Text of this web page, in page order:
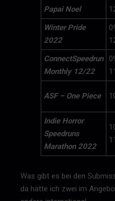
Papai Noel
Winter Pride
2022
ConnectSpeedrun
Monthly 12/22
ASF – One Piece
Indie Horror
Speedruns
Marathon 2022
Was gibt es bei den
da hätte ich zwei im